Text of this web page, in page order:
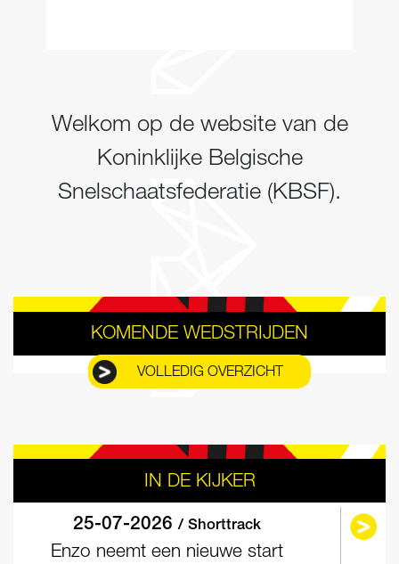
Welkom op de website van de
Koninklijke Belgische
Snelschaatsfederatie (KBSF).
KOMENDE WEDSTRIJDEN
VOLLEDIG OVERZICHT
IN DE KIJKER
25-07-2026 / Shorttrack
Enzo neemt een nieuwe start